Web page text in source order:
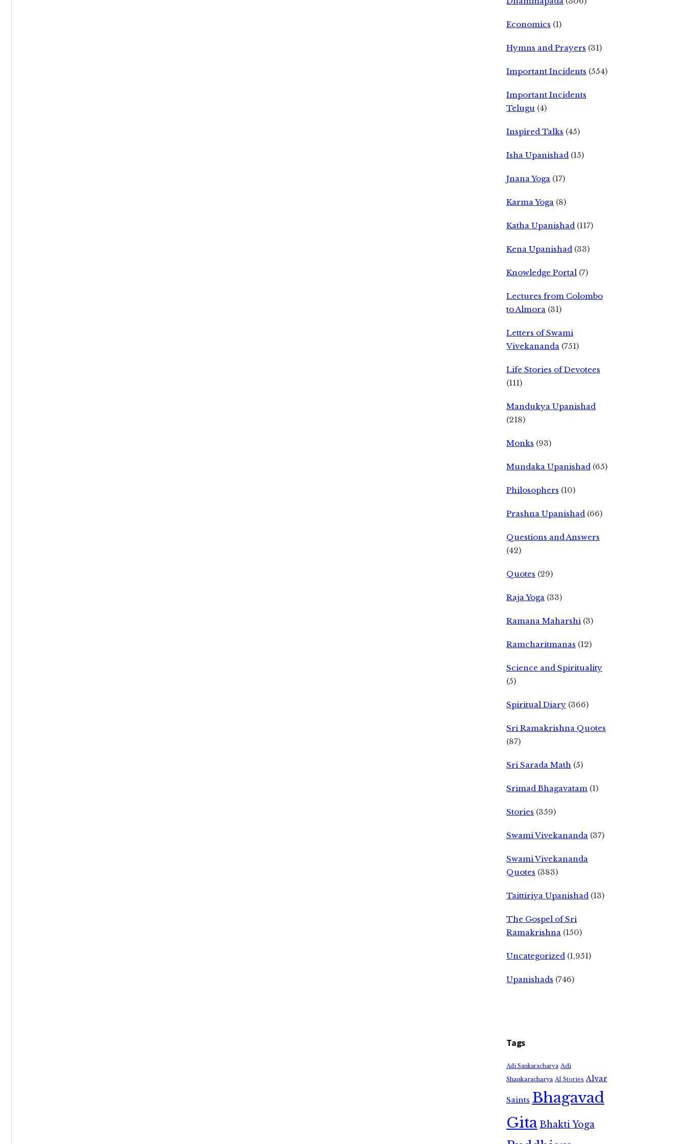
Economics (1)
Hymns and Prayers (31)
Important Incidents (554)
Important Incidents
Telugu (4)
Inspired Talks (45)
Isha Upanishad (15)
Jnana Yoga (17)
Karma Yoga (8)
Katha Upanishad (117)
Kena Upanishad (33)
Knowledge Portal (7)
Lectures from Colombo
to Almora (31)
Letters of Swami
Vivekananda (751)
Life Stories of Devotees
(111)
Mandukya Upanishad
(218)
Monks (93)
Mundaka Upanishad (65)
Philosophers (10)
Prashna Upanishad (66)
Questions and Answers
(42)
Quotes (29)
Raja Yoga (33)
Ramana Maharshi (3)
Ramcharitmanas (12)
Science and Spirituality
(5)
Spiritual Diary (366)
Sri Ramakrishna Quotes
(87)
Sri Sarada Math (5)
Srimad Bhagavatam (1)
Stories (359)
Swami Vivekananda (37)
Swami Vivekananda
Quotes (383)
Taittiriya Upanishad (13)
The Gospel of Sri
Ramakrishna (150)
Uncategorized (1,951)
Upanishads (746)
Tags
Adi Sankaracharya Adi
Shankaracharya AI Stories Alvar
Saints Bhagavad
GitaBhakti Yoga